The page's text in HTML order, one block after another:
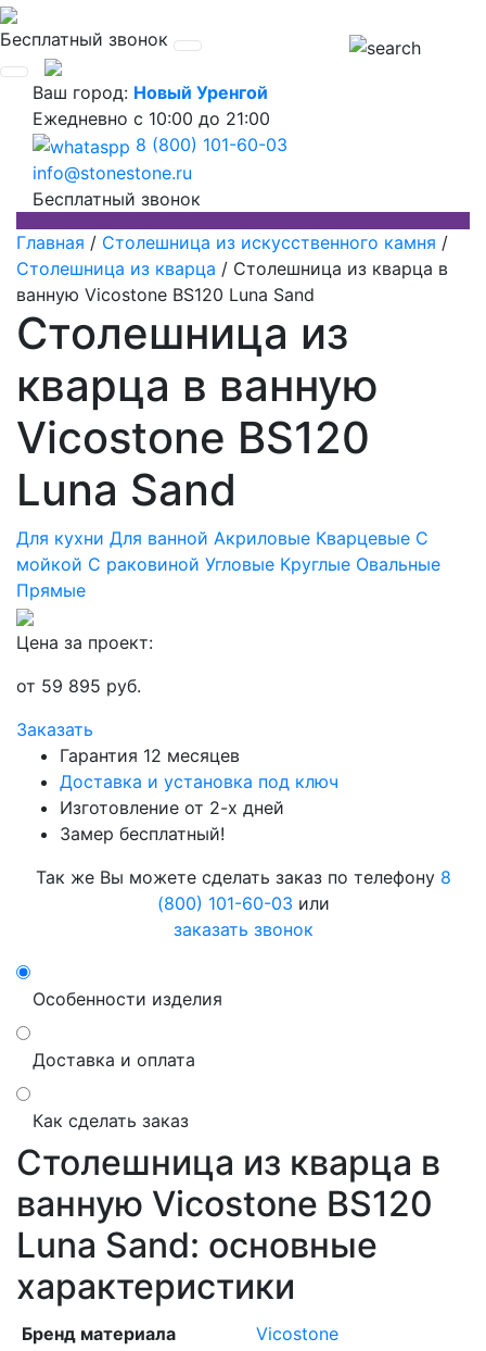
Бесплатный звонок
Ваш город: Новый Уренгой
Ежедневно с 10:00 до 21:00
8 (800) 101-60-03
info@stonestone.ru
Бесплатный звонок
Главная / Столешница из искусственного камня /
Столешница из кварца / Столешница из кварца в
ванную Vicostone BS120 Luna Sand
Столешница из
кварца в ванную
Vicostone BS120
Luna Sand
Для кухни Для ванной Акриловые Кварцевые С
мойкой С раковиной Угловые Круглые Овальные
Прямые
Цена за проект:
от 59 895 руб.
Заказать
Гарантия 12 месяцев
Доставка и установка под ключ
Изготовление от 2-х дней
Замер бесплатный!
Так же Вы можете сделать заказ по телефону 8
(800) 101-60-03 или
заказать звонок
Особенности изделия
Доставка и оплата
Как сделать заказ
Столешница из кварца в
ванную Vicostone BS120
Luna Sand: основные
характеристики
Бренд материала
Vicostone